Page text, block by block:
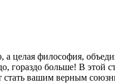
целая философия,
гораздо больше! В этой
стать вашим верным